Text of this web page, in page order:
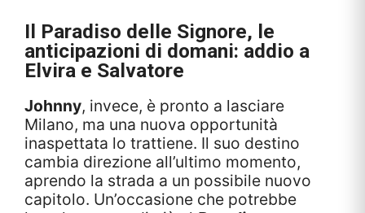
Il Paradiso delle Signore, le
anticipazioni di domani: addio a
Elvira e Salvatore
Johnny, invece, è pronto a lasciare
Milano, ma una nuova opportunità
inaspettata lo trattiene. Il suo destino
cambia direzione all’ultimo momento,
aprendo la strada a un possibile nuovo
capitolo. Un’occasione che potrebbe